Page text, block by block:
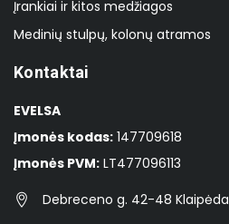
Įrankiai ir kitos medžiagos
Medinių stulpų, kolonų atramos
Kontaktai
EVELSA
Įmonės kodas: 147709618
Įmonės PVM: LT477096113
Debreceno g. 42-48 Klaipėda